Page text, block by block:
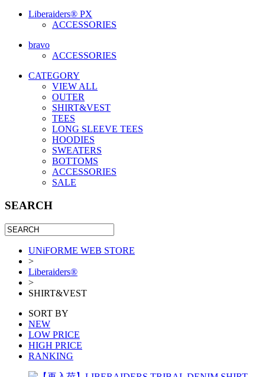
Liberaiders® PX
ACCESSORIES
bravo
ACCESSORIES
CATEGORY
VIEW ALL
OUTER
SHIRT&VEST
TEES
LONG SLEEVE TEES
HOODIES
SWEATERS
BOTTOMS
ACCESSORIES
SALE
SEARCH
UNiFORME WEB STORE
>
Liberaiders®
>
SHIRT&VEST
SORT BY
NEW
LOW PRICE
HIGH PRICE
RANKING